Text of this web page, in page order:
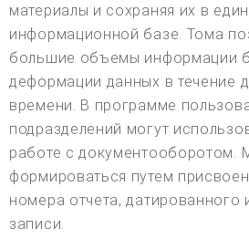
материалы и сохраняя их в
информационной базе. Тома
большие объемы информации
деформации данных в течение
времени. В программе
подразделений могут
работе с документооборотом.
формироваться путем
номера отчета, датированного
записи.